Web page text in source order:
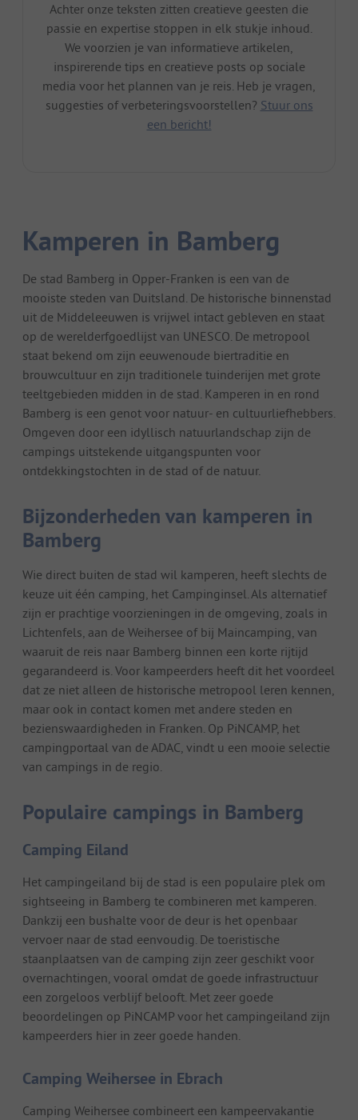
Achter onze teksten zitten creatieve geesten die
passie en expertise stoppen in elk stukje inhoud.
We voorzien je van informatieve artikelen,
inspirerende tips en creatieve posts op sociale
media voor het plannen van je reis. Heb je vragen,
suggesties of verbeteringsvoorstellen? Stuur ons
een bericht!
Kamperen in Bamberg
De stad Bamberg in Opper-Franken is een van de
mooiste steden van Duitsland. De historische binnenstad
uit de Middeleeuwen is vrijwel intact gebleven en staat
op de werelderfgoedlijst van UNESCO. De metropool
staat bekend om zijn eeuwenoude biertraditie en
brouwcultuur en zijn traditionele tuinderijen met grote
teeltgebieden midden in de stad. Kamperen in en rond
Bamberg is een genot voor natuur- en cultuurliefhebbers.
Omgeven door een idyllisch natuurlandschap zijn de
campings uitstekende uitgangspunten voor
ontdekkingstochten in de stad of de natuur.
Bijzonderheden van kamperen in
Bamberg
Wie direct buiten de stad wil kamperen, heeft slechts de
keuze uit één camping, het Campinginsel. Als alternatief
zijn er prachtige voorzieningen in de omgeving, zoals in
Lichtenfels, aan de Weihersee of bij Maincamping, van
waaruit de reis naar Bamberg binnen een korte rijtijd
gegarandeerd is. Voor kampeerders heeft dit het voordeel
dat ze niet alleen de historische metropool leren kennen,
maar ook in contact komen met andere steden en
bezienswaardigheden in Franken. Op PiNCAMP, het
campingportaal van de ADAC, vindt u een mooie selectie
van campings in de regio.
Populaire campings in Bamberg
Camping Eiland
Het campingeiland bij de stad is een populaire plek om
sightseeing in Bamberg te combineren met kamperen.
Dankzij een bushalte voor de deur is het openbaar
vervoer naar de stad eenvoudig. De toeristische
staanplaatsen van de camping zijn zeer geschikt voor
overnachtingen, vooral omdat de goede infrastructuur
een zorgeloos verblijf belooft. Met zeer goede
beoordelingen op PiNCAMP voor het campingeiland zijn
kampeerders hier in zeer goede handen.
Camping Weihersee in Ebrach
Camping Weihersee combineert een kampeervakantie